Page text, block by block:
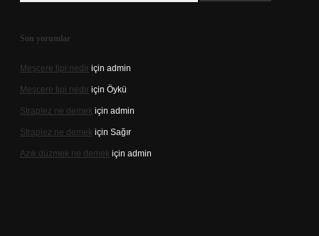
Son yorumlar
Meşcere tipi nedir için admin
Meşcere tipi nedir için Öykü
Straplez ne demek için admin
Straplez ne demek için Sağır
Azık düzmek ne demek için admin